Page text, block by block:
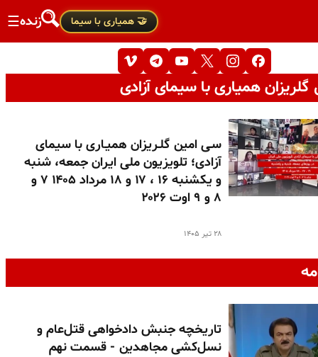
🤝 همیاری با سیما زنده☰
همیاری با سیمای آزادی
سـی امین گلـریزان همیـاری با سیمای
آزادی؛ تلویزیون ملی ایران جمعه، شنبه
و یکشنبه ۱۶ ، ۱۷ و ۱۸ مرداد ۱۴۰۵ ۷ و
۸ و ۹ اوت ۲۰۲۶
۲۸ تیر ۱۴۰۵
تاریخچه جنبش دادخواهی قتل‌عام و
نسل‌کشی مجاهدین - قسمت نهم